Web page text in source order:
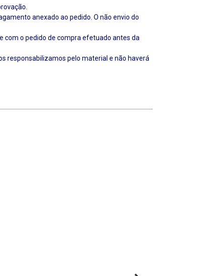
anexado ao pedido. O não envio do
com o pedido de compra efetuado antes da
responsabilizamos pelo material e não haverá